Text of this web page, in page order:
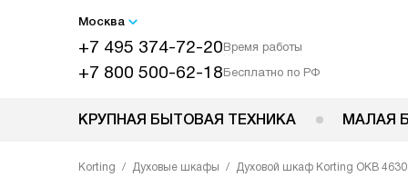
Москва
+7 495 374-72-20Время работы
+7 800 500-62-18Бесплатно по РФ
КРУПНАЯ БЫТОВАЯ ТЕХНИКА МАЛАЯ
Korting Духовые шкафы Духовой шкаф Korting OKB 4630